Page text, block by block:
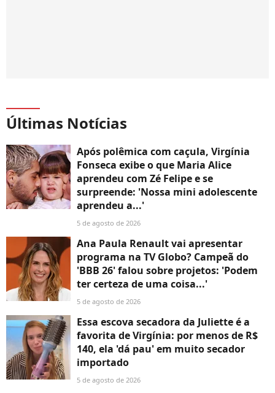
Últimas Notícias
Após polêmica com caçula, Virgínia
Fonseca exibe o que Maria Alice
aprendeu com Zé Felipe e se
surpreende: 'Nossa mini adolescente
aprendeu a...'
5 de agosto de 2026
Ana Paula Renault vai apresentar
programa na TV Globo? Campeã do
'BBB 26' falou sobre projetos: 'Podem
ter certeza de uma coisa...'
5 de agosto de 2026
Essa escova secadora da Juliette é a
favorita de Virgínia: por menos de R$
140, ela 'dá pau' em muito secador
importado
5 de agosto de 2026